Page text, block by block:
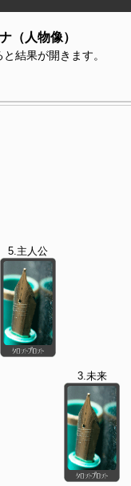
（人物像）
結果が開きます。
5.主人公
3.未来